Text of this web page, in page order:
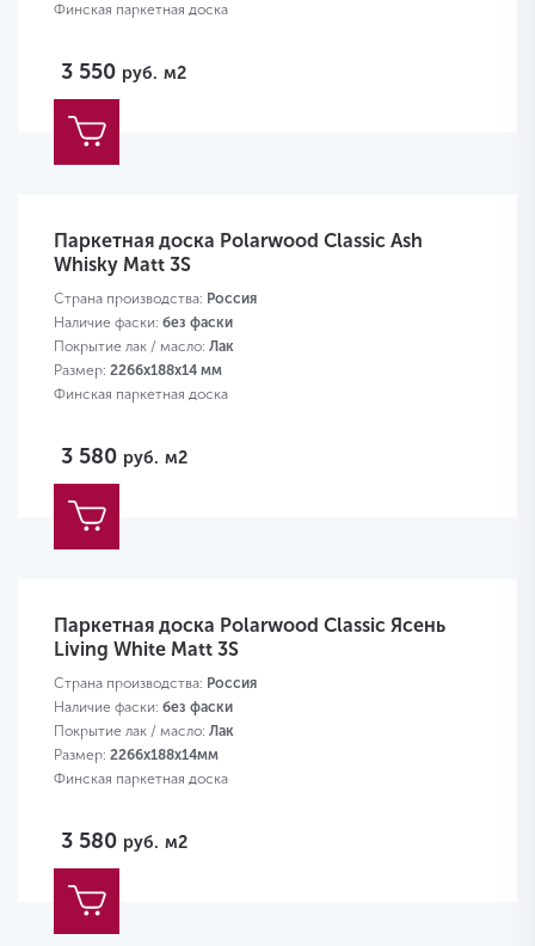
Финская паркетная доска
3 550 руб. м2
Паркетная доска Polarwood Classic Ash
Whisky Matt 3S
Страна производства: Россия
Наличие фаски: без фаски
Покрытие лак / масло: Лак
Размер: 2266х188х14 мм
Финская паркетная доска
3 580 руб. м2
Паркетная доска Polarwood Classic Ясень
Living White Matt 3S
Страна производства: Россия
Наличие фаски: без фаски
Покрытие лак / масло: Лак
Размер: 2266х188х14мм
Финская паркетная доска
3 580 руб. м2